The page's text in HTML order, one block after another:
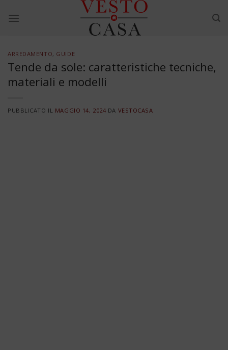
ARREDAMENTO, GUIDE
Tende da sole: caratteristiche tecniche,
materiali e modelli
PUBBLICATO IL MAGGIO 14, 2024 DA VESTOCASA